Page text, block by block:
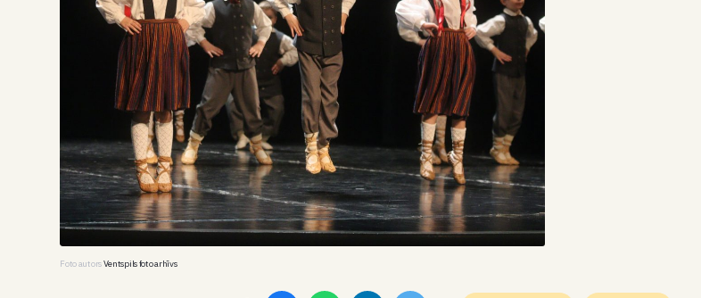
Foto autorsVentspils foto arhīvs